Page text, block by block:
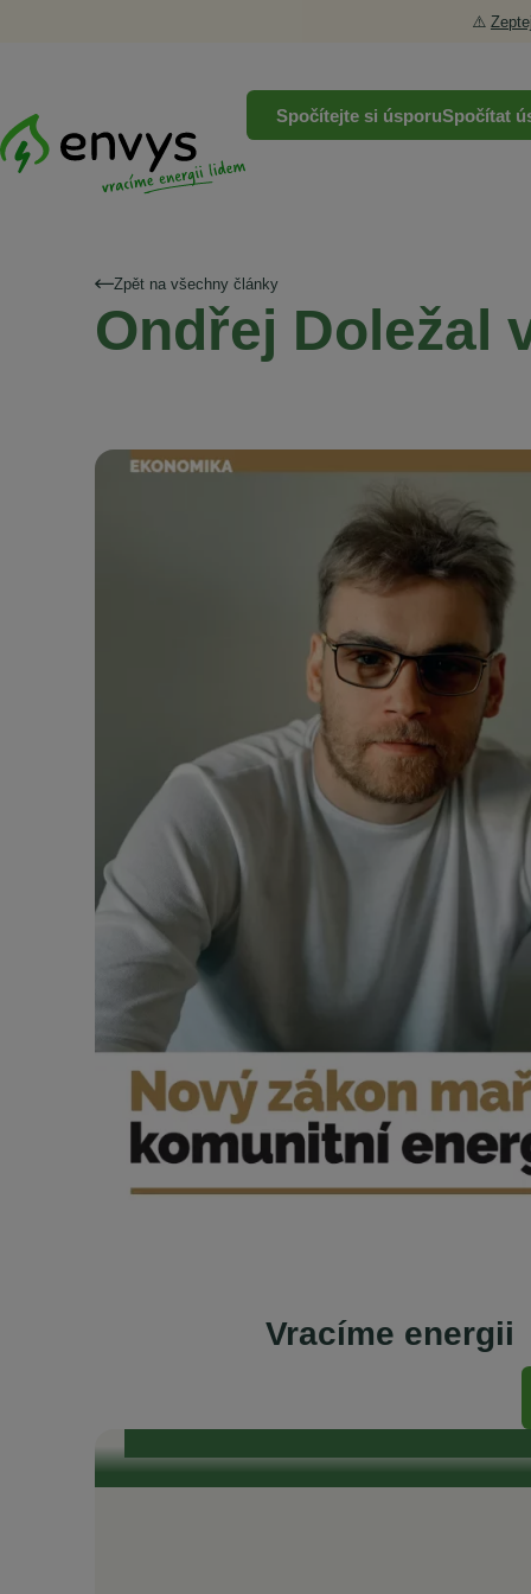
⚠️
Spočítejte si úsporuSpočítat
Zpět na všechny články
Ondřej Doležal
Vracíme energii
Se starosty Vysočiny od vzniku
„Je naším zájmem, aby odběratelé v našich obcích
průzračné. Odborníci, kteří se kolem EnVysu
toho, že je celý projekt